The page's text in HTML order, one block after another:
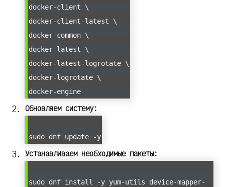
docker-client \
docker-client-latest \
docker-common \
docker-latest \
docker-latest-logrotate \
docker-logrotate \
docker-engine
Обновляем систему:
sudo dnf update -y
Устанавливаем необходимые пакеты:
sudo dnf install -y yum-utils device-mapper-